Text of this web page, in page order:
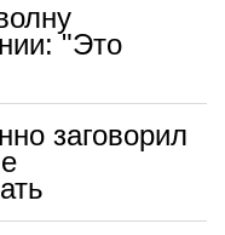
"Это
заговорил